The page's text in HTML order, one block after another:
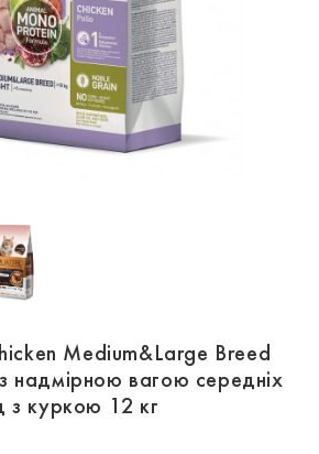
Medium&Large Breed
надмірною вагою середніх
з куркою 12 кг